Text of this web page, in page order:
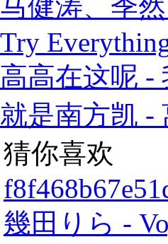
马健涛、季
Try
高高在这呢 -
就是南方凯 -
猜你喜欢
幾田りら -